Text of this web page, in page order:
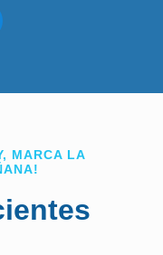
MARCA LA